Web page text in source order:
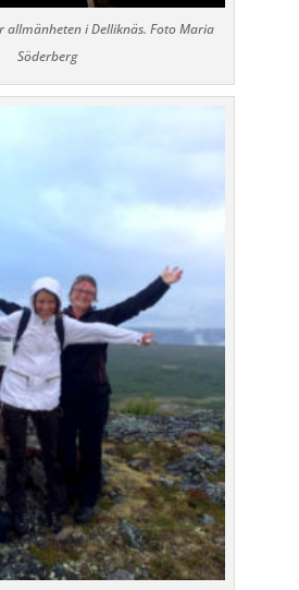
allmänheten i Delliknäs. Foto Maria
Söderberg